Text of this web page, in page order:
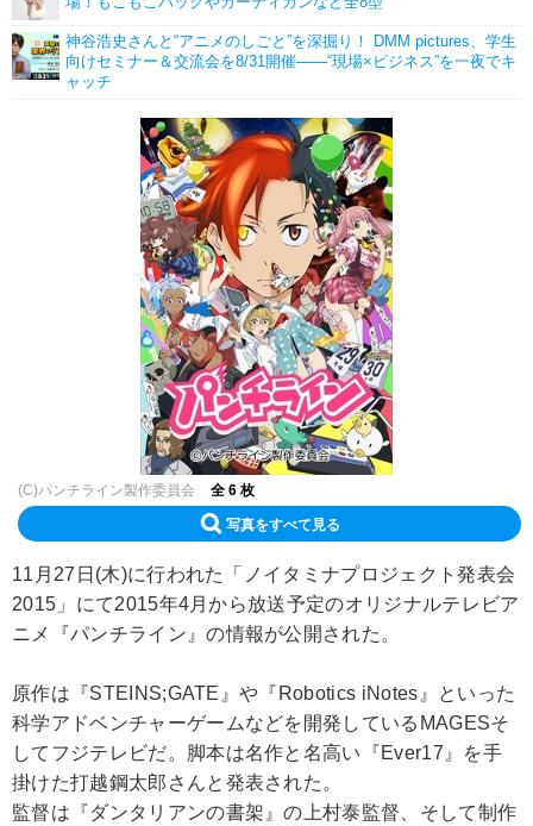
神谷浩史さんと“アニメのしごと”を深掘り！ DMM pictures、学生
向けセミナー＆交流会を8/31開催――“現場×ビジネス”を一夜でキ
ャッチ
(C)パンチライン製作委員会 全 6 枚
写真をすべて見る
11月27日(木)に行われた「ノイタミナプロジェクト発表会
2015」にて2015年4月から放送予定のオリジナルテレビア
ニメ『パンチライン』の情報が公開された。
原作は『STEINS;GATE』や『Robotics iNotes』といった
科学アドベンチャーゲームなどを開発しているMAGESそ
してフジテレビだ。脚本は名作と名高い『Ever17』を手
掛けた打越鋼太郎さんと発表された。
監督は『ダンタリアンの書架』の上村泰監督、そして制作